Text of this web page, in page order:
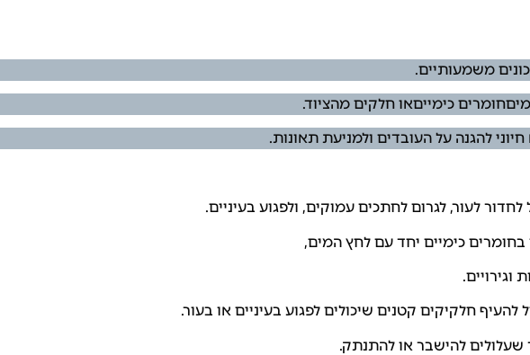
משמעותיים.
כימייםאו חלקים מהציוד.
להגנה על העובדים ולמניעת תאונות.
לעור, לגרום לחתכים עמוקים, ולפגוע בעיניים.
כימיים יחד עם לחץ המים,
וגירויים.
להעיף חלקיקים קטנים שיכולים לפגוע בעיניים או בעור.
שעלולים להישבר או להתנתק.